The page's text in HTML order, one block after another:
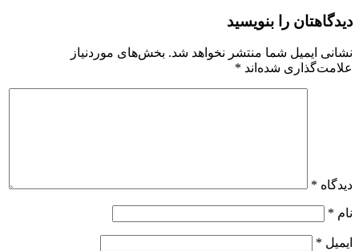
دیدگاهتان را بنویسید
نشانی ایمیل شما منتشر نخواهد شد. بخش‌های موردنیاز
علامت‌گذاری شده‌اند *
دیدگاه *
نام *
ایمیل *